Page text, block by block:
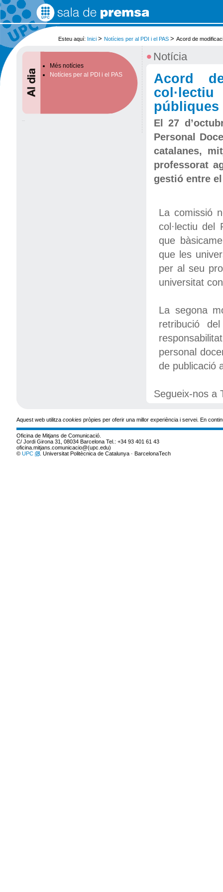
Ves
al
contingut.
Salta
a
navegació
Esteu aquí: Inici >Notícies per al PDI i el PAS >Acord de
Més notícies
Notícies per al PDI i el PAS
• Notícia
Acord
públiques
El 27
Personal
catalanes,
professorat
gestió entre
La comissió
col·lectiu del
que
que les
per al seu
universitat
La segona
retribució
personal
de publicació
Segueix-nos a
Aquest web utilitzacookies pròpies per oferir una millor experiència i servei. En
Oficina de Mitjans de Comunicació.
C/ Jordi Girona 31, 08034 Barcelona Tel.: +34 93 401 61 43
oficina.mitjans.comunicacio@(upc.edu)
©UPC . Universitat Politècnica de Catalunya · BarcelonaTech